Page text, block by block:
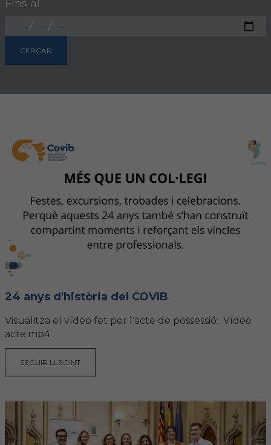
FORMACIÓ
ACTUALITAT
Revista Col·legial
Notes de premsa
Hemeroteca
Col·legiats
Consells per a les teves mascotes
Fins al
CERCAR
24 anys d'història del COVIB
Visualitza el vídeo fet per l'acte de possessió: Vídeo
acte.mp4
SEGUIR LLEGINT